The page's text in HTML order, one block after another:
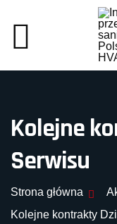
Kolejne
Serwisu
Strona główna
Kolejne kontrakty